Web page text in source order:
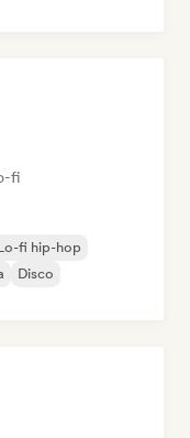
fi
fi hip-hop
Disco